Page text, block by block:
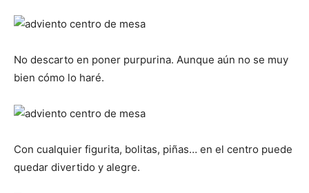
No descarto en poner purpurina. Aunque aún no se muy
bien cómo lo haré.
Con cualquier figurita, bolitas, piñas… en el centro puede
quedar divertido y alegre.